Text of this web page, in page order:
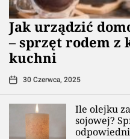
​Jak urządzić
– sprzęt rodem z
kuchni
30 Czerwca, 2025
Ile olejku
sojowej?